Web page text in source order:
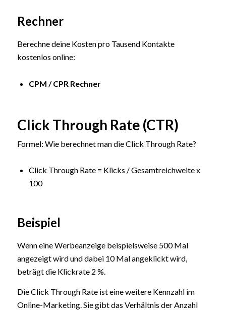
Rechner
Berechne deine Kosten pro Tausend Kontakte
kostenlos online:
CPM / CPR Rechner
Click Through Rate (CTR)
Formel: Wie berechnet man die Click Through Rate?
Click Through Rate = Klicks / Gesamtreichweite x
100
Beispiel
Wenn eine Werbeanzeige beispielsweise 500 Mal
angezeigt wird und dabei 10 Mal angeklickt wird,
beträgt die Klickrate 2 %.
Die Click Through Rate ist eine weitere Kennzahl im
Online-Marketing. Sie gibt das Verhältnis der Anzahl